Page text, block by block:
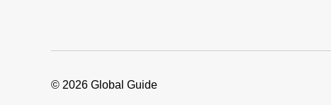
© 2026 Global Guide